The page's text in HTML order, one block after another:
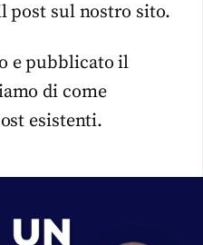
post sul nostro sito.
e pubblicato il
di come
esistenti.